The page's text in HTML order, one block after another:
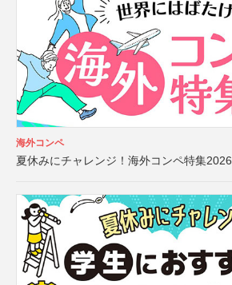
海外コンペ
夏休みにチャレンジ！海外コンペ特集2026